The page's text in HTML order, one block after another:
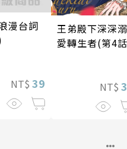
漫台詞
NT$ 39
王弟殿下深深溺
愛轉生者(第4
NT$